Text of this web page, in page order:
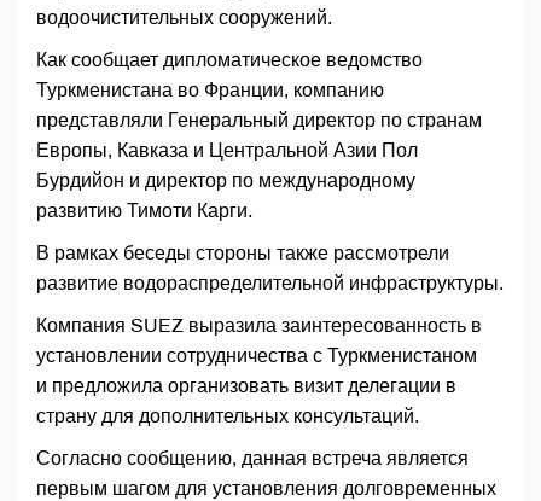
водоочистительных сооружений.
Как сообщает дипломатическое ведомство
Туркменистана во Франции, компанию
представляли Генеральный директор по странам
Европы, Кавказа и Центральной Азии Пол
Бурдийон и директор по международному
развитию Тимоти Карги.
В рамках беседы стороны также рассмотрели
развитие водораспределительной инфраструктуры.
Компания SUEZ выразила заинтересованность в
установлении сотрудничества с Туркменистаном
и предложила организовать визит делегации в
страну для дополнительных консультаций.
Согласно сообщению, данная встреча является
первым шагом для установления долговременных